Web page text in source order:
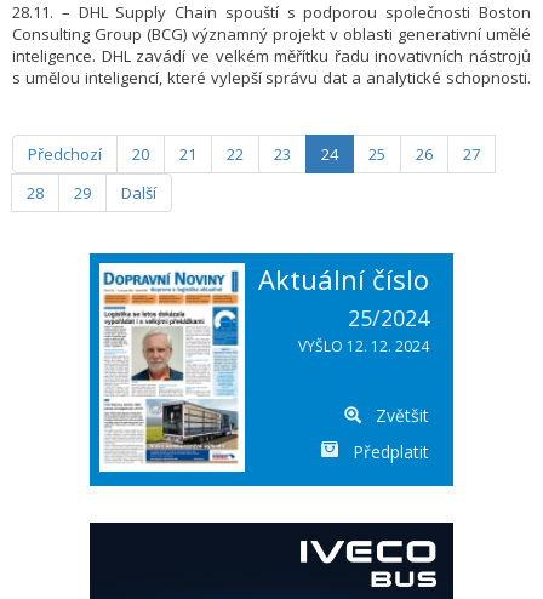
28.11. – DHL Supply Chain spouští s podporou společnosti Boston
Consulting Group (BCG) významný projekt v oblasti generativní umělé
inteligence. DHL zavádí ve velkém měřítku řadu inovativních nástrojů
s umělou inteligencí, které vylepší správu dat a analytické schopnosti.
iniciativa představuje zásadní krok společnosti DHL Supply Chain
k širšímu využívání potenciálu umělé inteligence a zvyšování
spokojenosti zákazníků.
Předchozí 20 21 22 23 24 25 26
27
28
29 Další
Aktuální číslo
25/2024
VYŠLO 12. 12. 2024
Zvětšit
Předplatit